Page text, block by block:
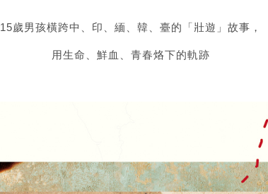
15歲男孩橫跨中、印、緬、韓、臺的「壯遊」故事，
用生命、鮮血、青春烙下的軌跡